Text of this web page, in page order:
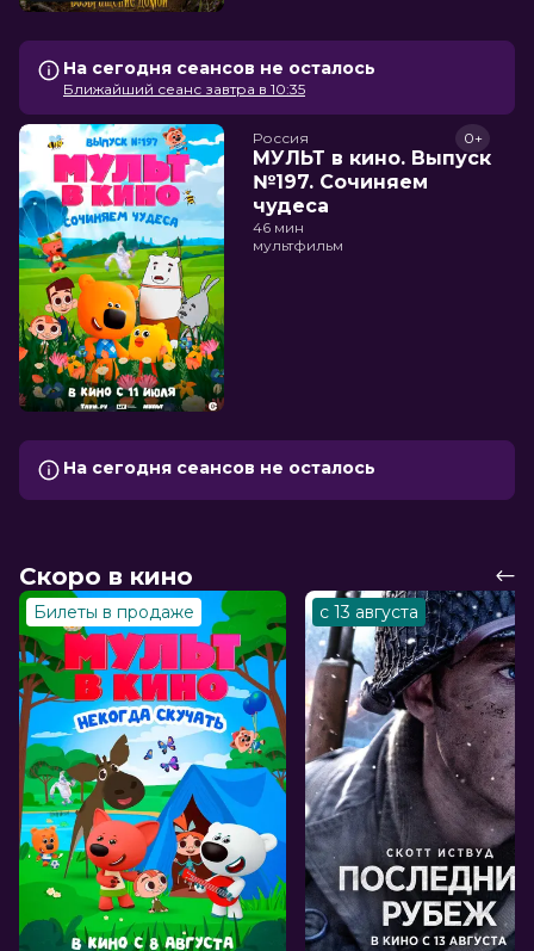
На сегодня сеансов не осталось
Ближайший сеанс завтра в 10:35
Россия
МУЛЬТ в кино. Выпуск
№197. Сочиняем
чудеса
0+
46 мин
мультфильм
На сегодня сеансов не осталось
Скоро в кино
Билеты в продаже с 13 августа